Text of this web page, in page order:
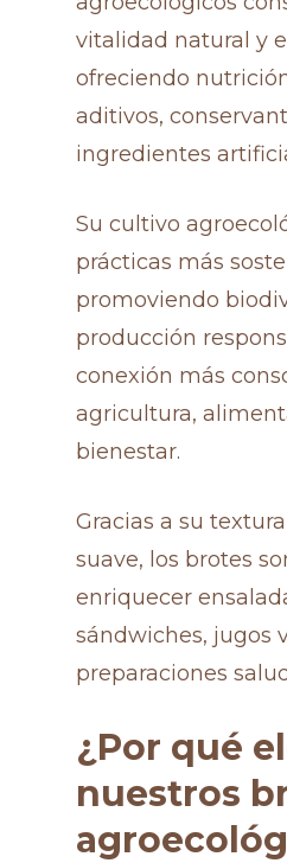
vitalidad natural y
ofreciendo
aditivos,
ingredientes
Su cultivo
prácticas más
promoviendo
producción
conexión más
agricultura,
bienestar.
Gracias a su
suave, los brotes
enriquecer
sándwiches, jugos
preparaciones
¿Por qué
nuestros